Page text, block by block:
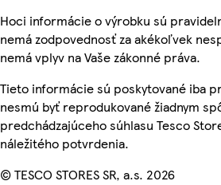
Hoci informácie o výrobku sú
nemá zodpovednosť za akékoľvek
nemá vplyv na Vaše zákonné práva.
Tieto informácie sú poskytované iba
nesmú byť reprodukované žiadnym
predchádzajúceho súhlasu Tesco
náležitého potvrdenia.
© TESCO STORES SR, a.s. 2026